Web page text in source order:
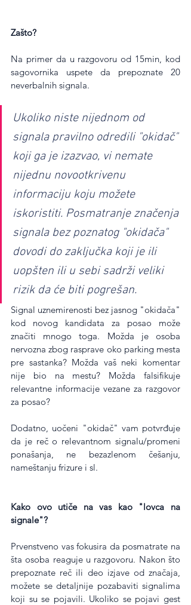
Zašto?
Na primer da u razgovoru od 15min, kod
sagovornika uspete da prepoznate 20
neverbalnih signala.
Ukoliko niste nijednom od
signala pravilno odredili "okidač"
koji ga je izazvao, vi nemate
nijednu novootkrivenu
informaciju koju možete
iskoristiti. Posmatranje značenja
signala bez poznatog "okidača"
dovodi do zaključka koji je ili
uopšten ili u sebi sadrži veliki
rizik da će biti pogrešan.
Signal uznemirenosti bez jasnog "okidača"
kod novog kandidata za posao može
značiti mnogo toga. Možda je osoba
nervozna zbog rasprave oko parking mesta
pre sastanka? Možda vaš neki komentar
nije bio na mestu? Možda falsifikuje
relevantne informacije vezane za razgovor
za posao?
Dodatno, uočeni "okidač" vam potvrđuje
da je reč o relevantnom signalu/promeni
ponašanja, ne bezazlenom češanju,
nameštanju frizure i sl.
Kako ovo utiče na vas kao "lovca na
signale"?
Prvenstveno vas fokusira da posmatrate na
šta osoba reaguje u razgovoru. Nakon što
prepoznate reč ili deo izjave od značaja,
možete se detaljnije pozabaviti signalima
koji su se pojavili. Ukoliko se pojavi gest